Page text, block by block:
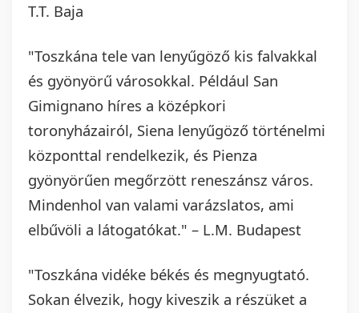
T.T. Baja
"Toszkána tele van lenyűgöző kis falvakkal
és gyönyörű városokkal. Például San
Gimignano híres a középkori
toronyházairól, Siena lenyűgöző történelmi
központtal rendelkezik, és Pienza
gyönyörűen megőrzött reneszánsz város.
Mindenhol van valami varázslatos, ami
elbűvöli a látogatókat." – L.M. Budapest
"Toszkána vidéke békés és megnyugtató.
Sokan élvezik, hogy kiveszik a részüket a